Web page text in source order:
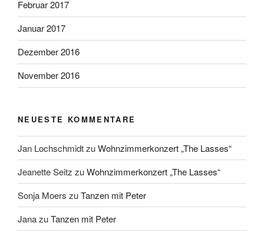
Februar 2017
Januar 2017
Dezember 2016
November 2016
NEUESTE KOMMENTARE
Jan LochschmidtzuWohnzimmerkonzert „The Lasses“
Jeanette Seitz zuWohnzimmerkonzert „The Lasses“
Sonja Moers zuTanzen mit Peter
JanazuTanzen mit Peter